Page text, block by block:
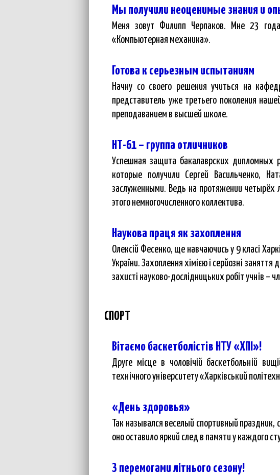
Мы получили неоценимые знания и
Меня зовут Филипп Черпаков. Мне 23
«Компьютерная механика».
Готова к серьезным испытаниям
Начну со своего решения учиться на
представитель уже третьего поколения
преподаванием в высшей школе.
НТ-61 – группа отличников
Успешная защита бакалаврских дипломных
которые получили Сергей Васильченко,
заслуженными. Ведь на протяжении четырёх
этого немногочисленного коллектива.
Наукова праця як захоплення
Олексій Фесенко, ще навчаючись у 9 класі
України. Захоплення хімією і серйозні
захисті науково-дослідницьких робіт учнів –
СПОРТ
Вітаємо баскетболістів НТУ «ХПІ»!
Друге місце в чоловічій баскетбольній
технічного університету «Харківський
«День здоровья»
Так назывался веселый спортивный
оно оставило яркий след в памяти у каждого
З перемогами літнього сезону!